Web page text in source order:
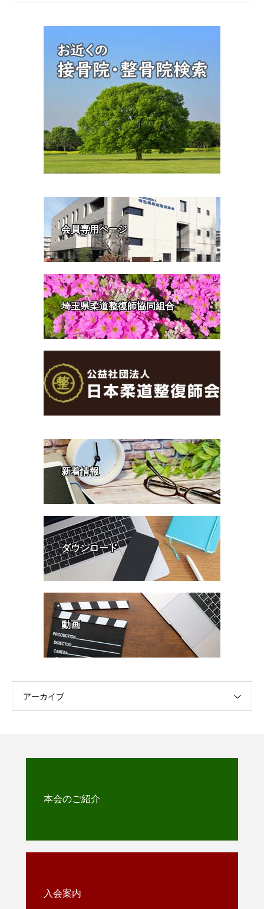
会員専用ページ
埼玉県柔道整復師協同組合
新着情報
ダウンロード
動画
アーカイブ
本会のご紹介
入会案内